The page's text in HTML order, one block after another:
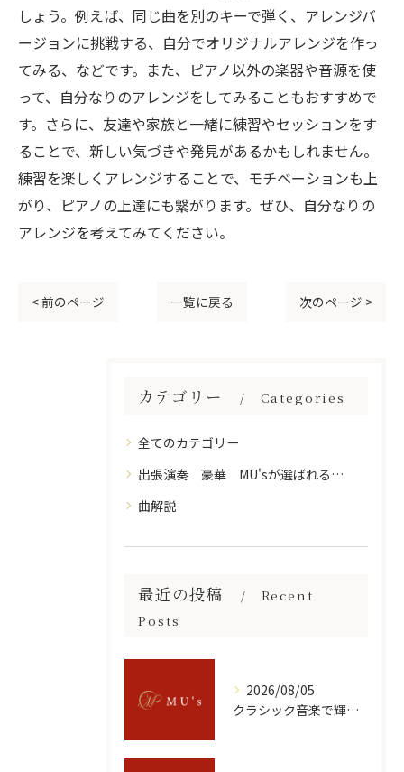
しょう。例えば、同じ曲を別のキーで弾く、アレンジバ
ージョンに挑戦する、自分でオリジナルアレンジを作っ
てみる、などです。また、ピアノ以外の楽器や音源を使
って、自分なりのアレンジをしてみることもおすすめで
す。さらに、友達や家族と一緒に練習やセッションをす
ることで、新しい気づきや発見があるかもしれません。
練習を楽しくアレンジすることで、モチベーションも上
がり、ピアノの上達にも繋がります。ぜひ、自分なりの
アレンジを考えてみてください。
< 前のページ 一覧に戻る 次のページ >
カテゴリー Categories
全てのカテゴリー
出張演奏 豪華 MU'sが選ばれる理由 一流の演奏家
曲解説
最近の投稿
Recent
Posts
2026/08/05
クラシック音楽で輝くヴァイオリン名曲と印象に残る選び方ガイド